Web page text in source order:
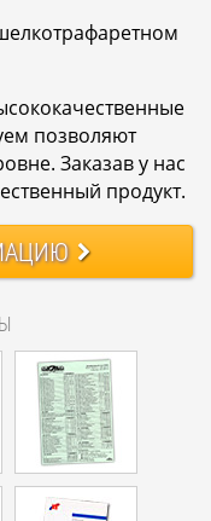
позволяют
Заказав у нас
продукт.